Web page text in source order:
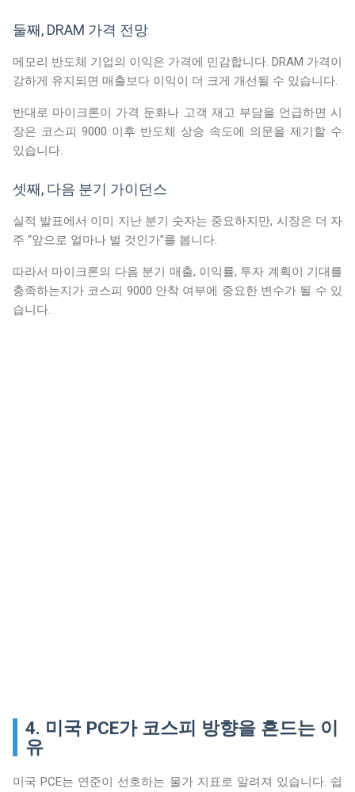
둘째, DRAM 가격 전망
메모리 반도체 기업의 이익은 가격에 민감합니다. DRAM 가격이
강하게 유지되면 매출보다 이익이 더 크게 개선될 수 있습니다.
반대로 마이크론이 가격 둔화나 고객 재고 부담을 언급하면 시
장은 코스피 9000 이후 반도체 상승 속도에 의문을 제기할 수
있습니다.
셋째, 다음 분기 가이던스
실적 발표에서 이미 지난 분기 숫자는 중요하지만, 시장은 더 자
주 “앞으로 얼마나 벌 것인가”를 봅니다.
따라서 마이크론의 다음 분기 매출, 이익률, 투자 계획이 기대를
충족하는지가 코스피 9000 안착 여부에 중요한 변수가 될 수 있
습니다.
4. 미국 PCE가 코스피 방향을 흔드는 이
유
미국 PCE는 연준이 선호하는 물가 지표로 알려져 있습니다. 쉽